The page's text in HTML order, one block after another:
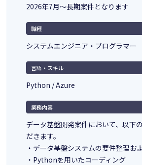
2026年7月～長期案件となります
職種
システムエンジニア・プログラマー
言語・スキル
Python / Azure
業務内容
データ基盤開発案件において、以下
だきます。
・データ基盤システムの要件整理お
・Pythonを用いたコーディング